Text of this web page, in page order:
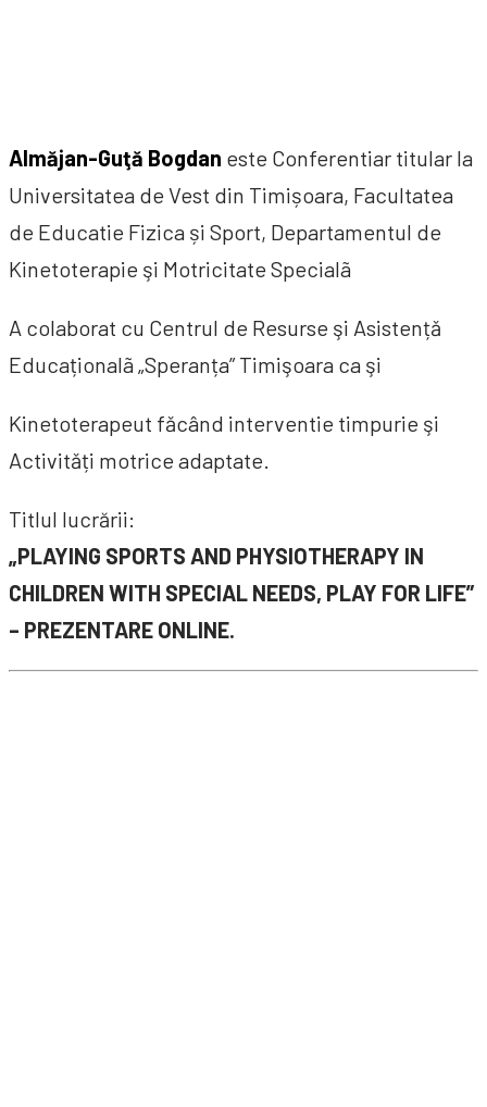
Almăjan-Guţă Bogdan este Conferentiar titular la
Universitatea de Vest din Timișoara, Facultatea
de Educatie Fizica și Sport, Departamentul de
Kinetoterapie şi Motricitate Specialã
A colaborat cu Centrul de Resurse şi Asistențǎ
Educaționalã „Speranța” Timişoara ca şi
Kinetoterapeut fǎcând interventie timpurie şi
Activitǎți motrice adaptate.
Titlul lucrării:
„PLAYING SPORTS AND PHYSIOTHERAPY IN
CHILDREN WITH SPECIAL NEEDS, PLAY FOR LIFE”
– PREZENTARE ONLINE.